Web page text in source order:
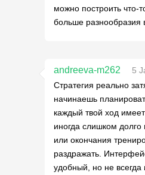
можно построить что-
больше разнообразия
andreeva-m262
5
Стратегия реально
начинаешь
каждый твой ход
иногда слишком долго
или окончания
раздражать.
удобный, но не